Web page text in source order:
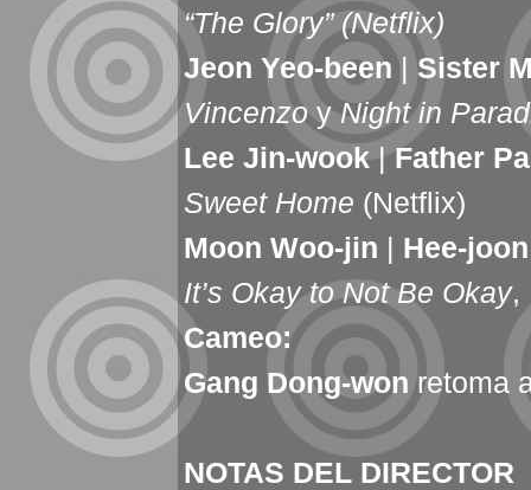
“The Glory” (Netflix)
Jeon Yeo-been | Sister
VincenzoyNight in
Lee Jin-wook|Father
Sweet Home (Netflix)
Moon Woo-jin
Hee-joon
It’s Okay to Not Be Okay,
Cameo:
Gang Dong-wonretoma
NOTAS DEL DIRECTOR